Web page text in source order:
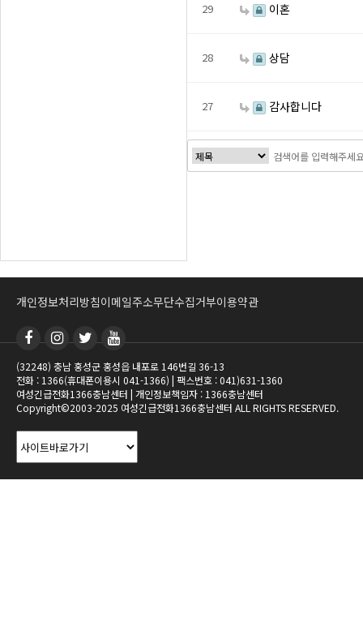
29 이혼
28 상담
27 감사합니다
개인정보처리방침이메일주소무단수집거부이용약관
(32248) 충남 홍성군 홍성읍 내포로 146번길 36-13
전화 : 1366(휴대폰이용시 041-1366) | 팩스번호 : 041)631-1360
여성긴급전화1366충남센터 | 개인정보책임자 : 1366충남센터
Copyright©2003-2025 여성긴급전화1366충남센터 ALL RIGHTS RESERVED.